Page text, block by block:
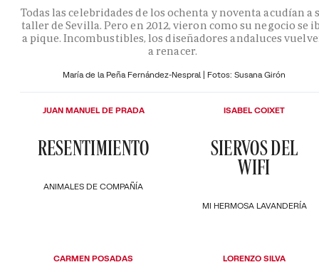
Todas las celebridades de los ochenta y noventa acudían a
taller de Sevilla. Pero en 2012, vieron como su negocio se
a pique. Incombustibles, los diseñadores andaluces
a renacer.
María de la Peña Fernández-Nespral | Fotos: Susana Girón
ANIMALES DE COMPAÑÍA
RESENTIMIENTO
JUAN MANUEL DE PRADA
MI HERMOSA LAVANDERÍA
SIERVOS DEL
WIFI
ISABEL COIXET
CARMEN POSADAS LORENZO SILVA